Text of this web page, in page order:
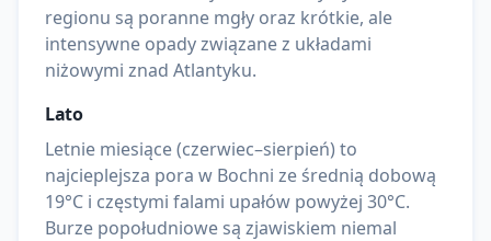
regionu są poranne mgły oraz krótkie, ale
intensywne opady związane z układami
niżowymi znad Atlantyku.
Lato
Letnie miesiące (czerwiec–sierpień) to
najcieplejsza pora w Bochni ze średnią dobową
19°C i częstymi falami upałów powyżej 30°C.
Burze popołudniowe są zjawiskiem niemal